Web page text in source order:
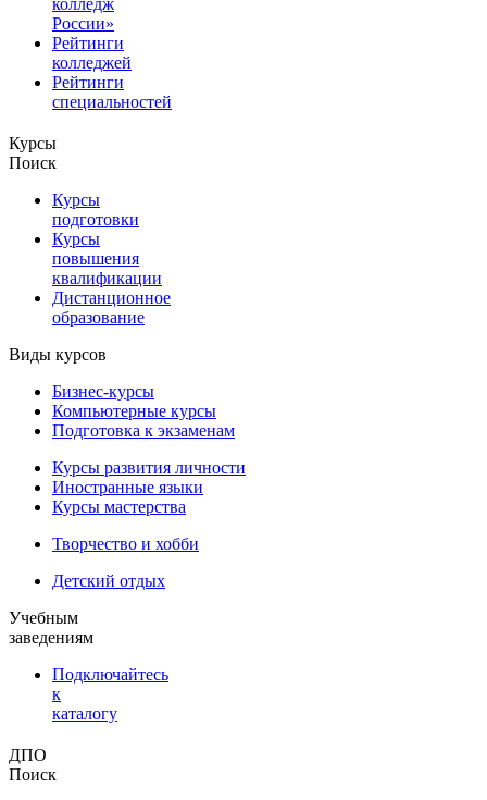
России»
Рейтинги
колледжей
Рейтинги
специальностей
Курсы
Поиск
Курсы
подготовки
Курсы
повышения
квалификации
Дистанционное
образование
Виды курсов
Бизнес-курсы
Компьютерные курсы
Подготовка к экзаменам
Курсы развития личности
Иностранные языки
Курсы мастерства
Творчество и хобби
Детский отдых
Учебным
заведениям
Подключайтесь
к
каталогу
ДПО
Поиск